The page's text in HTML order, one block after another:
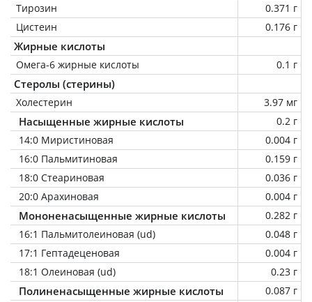
Тирозин
0.371 г
Цистеин
0.176 г
Жирные кислоты
Омега-6 жирные кислоты 0.1 г
Стеролы (стерины)
Холестерин 3.97 мг
Насыщенные жирные кислоты
0.2 г
14:0 Миристиновая
0.004 г
16:0 Пальмитиновая
0.159 г
18:0 Стеариновая
0.036 г
20:0 Арахиновая
0.004 г
Мононенасыщенные жирные кислоты
0.282 г
16:1 Пальмитолеиновая (ud)
0.048 г
17:1 Гептадеценовая
0.004 г
18:1 Олеиновая (ud)
0.23 г
Полиненасыщенные жирные кислоты
0.087 г